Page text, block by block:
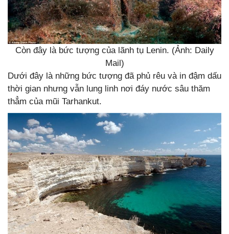
Còn đây là bức tượng của lãnh tụ Lenin. (Ảnh: Daily
Mail)
Dưới đây là những bức tượng đã phủ rêu và in đậm dấu
thời gian nhưng vẫn lung linh nơi đáy nước sâu thăm
thẳm của mũi Tarhankut.